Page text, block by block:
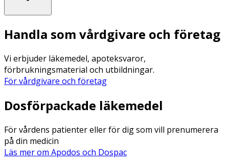
Handla som vårdgivare och företag
Vi erbjuder läkemedel, apoteksvaror,
förbrukningsmaterial och utbildningar.
För vårdgivare och företag
Dosförpackade läkemedel
För vårdens patienter eller för dig som vill prenumerera
på din medicin
Läs mer om Apodos och Dospac